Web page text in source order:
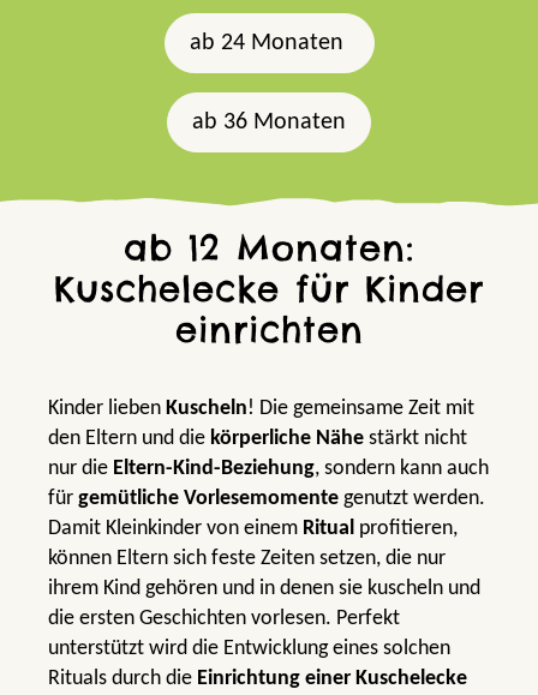
ab 24 Monaten
ab 36 Monaten
ab 12 Monaten:
Kuschelecke für Kinder
einrichten
Kinder lieben Kuscheln! Die gemeinsame Zeit mit
den Eltern und die körperliche Nähe stärkt nicht
nur die Eltern-Kind-Beziehung, sondern kann auch
für gemütliche Vorlesemomente genutzt werden.
Damit Kleinkinder von einem Ritual profitieren,
können Eltern sich feste Zeiten setzen, die nur
ihrem Kind gehören und in denen sie kuscheln und
die ersten Geschichten vorlesen. Perfekt
unterstützt wird die Entwicklung eines solchen
Rituals durch die Einrichtung einer Kuschelecke